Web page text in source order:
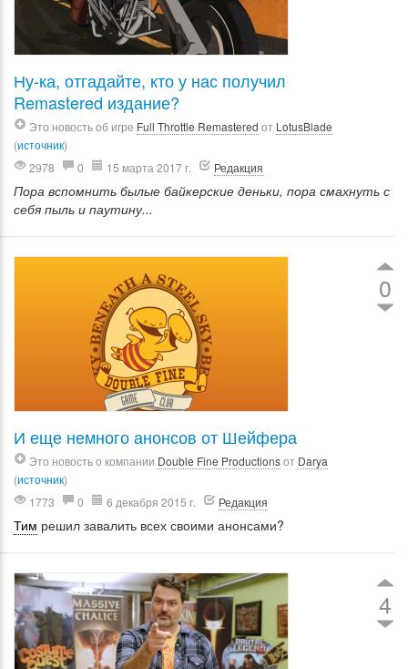
Ну-ка, отгадайте, кто у нас получил
Remastered издание?
Это новость об игре Full Throttle Remastered от LotusBlade
(источник)
2978
0 15 марта 2017 г. Редакция
Пора вспомнить былые байкерские деньки, пора смахнуть с
себя пыль и паутину...
0
И еще немного анонсов от Шейфера
Это новость о компании Double Fine Productionsот Darya
(источник)
1773
0 6 декабря 2015 г. Редакция
Тим решил завалить всех своими анонсами?
4